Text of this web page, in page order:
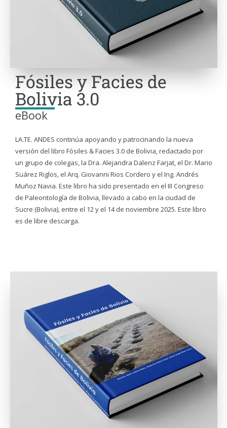
Fósiles y Facies de
Bolivia 3.0
eBook
LA.TE. ANDES continúa apoyando y patrocinando la nueva
versión del libro Fósiles & Facies 3.0 de Bolivia, redactado por
un grupo de colegas, la Dra. Alejandra Dalenz Farjat, el Dr. Mario
Suárez Riglos, el Arq. Giovanni Rios Cordero y el Ing. Andrés
Muñoz Navia. Este libro ha sido presentado en el III Congreso
de Paleontología de Bolivia, llevado a cabo en la ciudad de
Sucre (Bolivia), entre el 12 y el 14 de noviembre 2025. Este libro
es de libre descarga.